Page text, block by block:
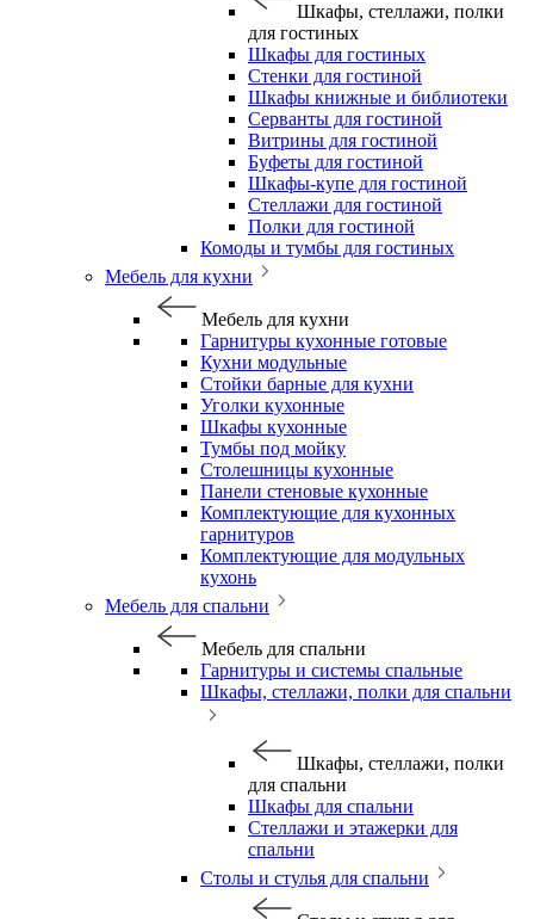
Шкафы, стеллажи, полки
для гостиных
Шкафы для гостиных
Стенки для гостиной
Шкафы книжные и библиотеки
Серванты для гостиной
Витрины для гостиной
Буфеты для гостиной
Шкафы-купе для гостиной
Стеллажи для гостиной
Полки для гостиной
Комоды и тумбы для гостиных
Мебель для кухни
Мебель для кухни
Гарнитуры кухонные готовые
Кухни модульные
Стойки барные для кухни
Уголки кухонные
Шкафы кухонные
Тумбы под мойку
Столешницы кухонные
Панели стеновые кухонные
Комплектующие для кухонных
гарнитуров
Комплектующие для модульных
кухонь
Мебель для спальни
Мебель для спальни
Гарнитуры и системы спальные
Шкафы, стеллажи, полки для спальни
Шкафы, стеллажи, полки
для спальни
Шкафы для спальни
Стеллажи и этажерки для
спальни
Столы и стулья для спальни